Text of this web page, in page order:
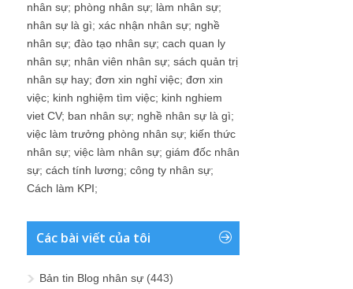
nhân sự; phòng nhân sự; làm nhân sự;
nhân sự là gì; xác nhận nhân sự; nghề
nhân sự; đào tạo nhân sự; cach quan ly
nhân sự; nhân viên nhân sự; sách quản trị
nhân sự hay; đơn xin nghỉ việc; đơn xin
việc; kinh nghiệm tìm việc; kinh nghiem
viet CV; ban nhân sự; nghề nhân sự là gì;
việc làm trưởng phòng nhân sự; kiến thức
nhân sự; việc làm nhân sự; giám đốc nhân
sự; cách tính lương; công ty nhân sự;
Cách làm KPI;
Các bài viết của tôi
Bản tin Blog nhân sự (443)